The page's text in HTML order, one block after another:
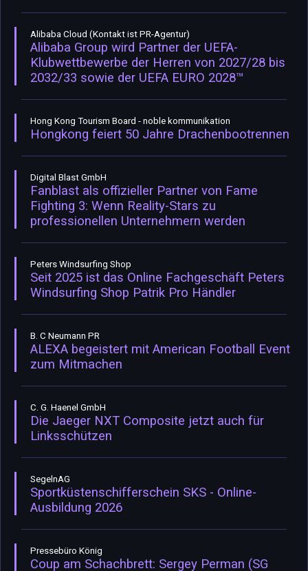
Alibaba Cloud (Kontakt ist PR-Agentur)
Alibaba Group wird Partner der UEFA-
Klubwettbewerbe der Herren von 2027/28 bis
2032/33 sowie der UEFA EURO 2028™
Hong Kong Tourism Board - noble kommunikation
Hongkong feiert 50 Jahre Drachenbootrennen
Digital Blast GmbH
Fanblast als offizieller Partner von Fame
Fighting 3: Wenn Reality-Stars zu
professionellen Unternehmern werden
Peters Windsurfing Shop
Seit 2025 ist das Online Fachgeschäft Peters
Windsurfing Shop Patrik Pro Händler
B. C Neumann PR
ALEXA begeistert mit American Football Event
zum Mitmachen
C. G. Haenel GmbH
Die Jaeger NXT Composite jetzt auch für
Linksschützen
SegelnAG
Sportküstenschifferschein SKS - Online-
Ausbildung 2026
Pressebüro König
Coup am Schachbrett: Sergey Perman (SG